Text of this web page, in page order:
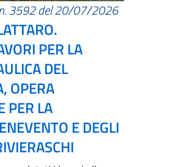
3592 del 20/07/2026
PER LA
DEL
OPERA
PER LA
E DEGLI